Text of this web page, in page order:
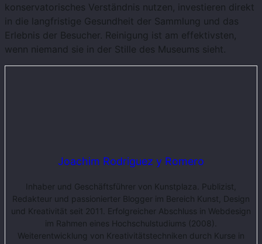
konservatorisches Verständnis nutzen, investieren direkt
in die langfristige Gesundheit der Sammlung und das
Erlebnis der Besucher. Reinigung ist am effektivsten,
wenn niemand sie in der Stille des Museums sieht.
Joachim Rodriguez y Romero
Inhaber und Geschäftsführer von Kunstplaza. Publizist,
Redakteur und passionierter Blogger im Bereich Kunst, Design
und Kreativität seit 2011. Erfolgreicher Abschluss in Webdesign
im Rahmen eines Hochschulstudiums (2008).
Weiterentwicklung von Kreativitätstechniken durch Kurse in